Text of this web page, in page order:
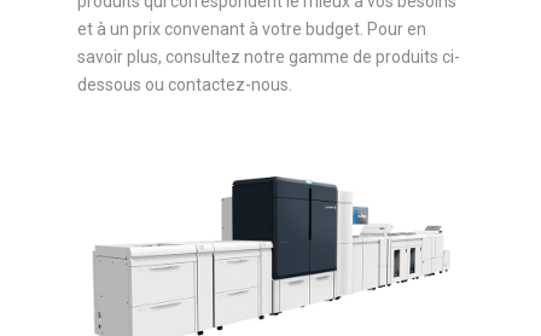
et à un prix convenant à votre budget. Pour en
savoir plus, consultez notre gamme de produits ci-
dessous ou contactez-nous.